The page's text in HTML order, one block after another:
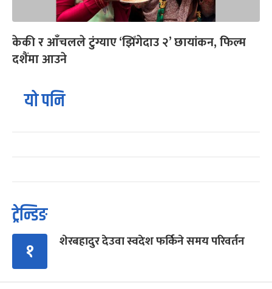
केकी र आँचलले टुंग्याए ‘झिँगेदाउ २’ छायांकन, फिल्म
दशैंमा आउने
यो पनि
ट्रेन्डिङ
१ शेरबहादुर देउवा स्वदेश फर्किने समय परिवर्तन